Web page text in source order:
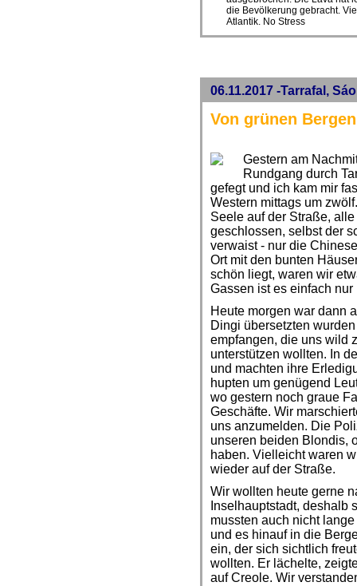
die Bevölkerung gebracht.
Atlantik. No Stress
06.11.2017 -Tarrafal,
Von grünen
Gestern am
Rundgang durch
gefegt und ich kam mir
Western mittags um
Seele auf der Straße,
geschlossen, selbst der
verwaist - nur die
Ort mit den bunten
schön liegt, waren wir
Gassen ist es einfach
Heute morgen war dann
Dingi übersetzten
empfangen, die uns wild
unterstützen wollten. In
und machten ihre
hupten um genügend
wo gestern noch graue
Geschäfte. Wir
uns anzumelden. Die
unseren beiden Blondis,
haben. Vielleicht waren
wieder auf der Straße.
Wir wollten heute gerne
Inselhauptstadt, deshalb
mussten auch nicht
und es hinauf in die
ein, der sich sichtlich
wollten. Er lächelte,
auf Creole. Wir